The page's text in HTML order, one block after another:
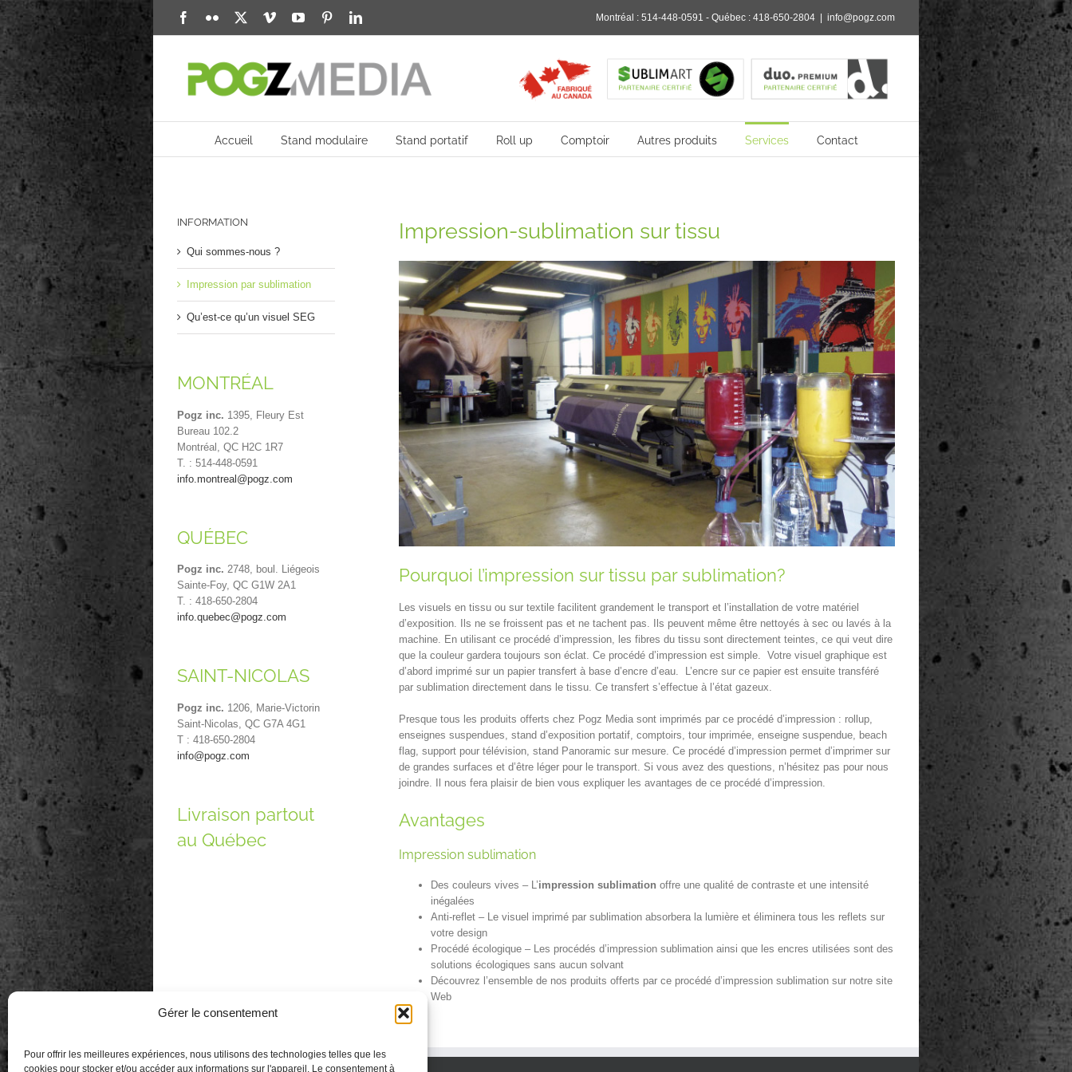
Gérer le consentement
Pour offrir les meilleures expériences, nous utilisons des technologies telles que les
cookies pour stocker et/ou accéder aux informations sur l'appareil. Le consentement à
Passer
au
contenu
Facebook
Flickr VimeoYouTubePinterestLinkedIn Montréal : 514-448-0591 - Québec : 418-650-2804 info@pogz.com
Accueil Stand modulaire Stand portatif Roll up Comptoir Autres produits Services Contact
Impression-sublimation sur tissu
Pourquoi l’impression sur tissu par sublimation?
Les visuels en tissu ou sur textile facilitent grandement le transport et l’installation de votre matériel
d’exposition. Ils ne se froissent pas et ne tachent pas. Ils peuvent même être nettoyés à sec ou lavés à la
machine. En utilisant ce procédé d’impression, les fibres du tissu sont directement teintes, ce qui veut dire
que la couleur gardera toujours son éclat. Ce procédé d’impression est simple. Votre visuel graphique est
d’abord imprimé sur un papier transfert à base d’encre d’eau. L’encre sur ce papier est ensuite transféré
par sublimation directement dans le tissu. Ce transfert s’effectue à l’état gazeux.
Presque tous les produits offerts chez Pogz Media sont imprimés par ce procédé d’impression : rollup,
enseignes suspendues, stand d’exposition portatif, comptoirs, tour imprimée, enseigne suspendue, beach
flag, support pour télévision, stand Panoramic sur mesure. Ce procédé d’impression permet d’imprimer sur
de grandes surfaces et d’être léger pour le transport. Si vous avez des questions, n’hésitez pas pour nous
joindre. Il nous fera plaisir de bien vous expliquer les avantages de ce procédé d’impression.
Avantages
Impression sublimation
Des couleurs vives – L’impression sublimation offre une qualité de contraste et une intensité
inégalées
Anti-reflet – Le visuel imprimé par sublimation absorbera la lumière et éliminera tous les reflets sur
votre design
Procédé écologique – Les procédés d’impression sublimation ainsi que les encres utilisées sont des
solutions écologiques sans aucun solvant
Découvrez l’ensemble de nos produits offerts par ce procédé d’impression sublimation sur notre site
Web
INFORMATION
Qui sommes-nous ?
Impression par sublimation
Qu’est-ce qu’un visuel SEG
MONTRÉAL
Pogz inc. 1395, Fleury Est
Bureau 102.2
Montréal, QC H2C 1R7
T. : 514-448-0591
info.montreal@pogz.com
QUÉBEC
Pogz inc. 2748, boul. Liégeois
Sainte-Foy, QC G1W 2A1
T. : 418-650-2804
info.quebec@pogz.com
SAINT-NICOLAS
Pogz inc. 1206, Marie-Victorin
Saint-Nicolas, QC G7A 4G1
T : 418-650-2804
info@pogz.com
Livraison partout
au Québec